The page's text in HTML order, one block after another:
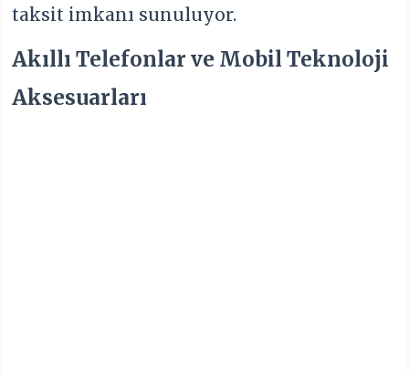
taksit imkanı sunuluyor.
Akıllı Telefonlar ve Mobil Teknoloji
Aksesuarları